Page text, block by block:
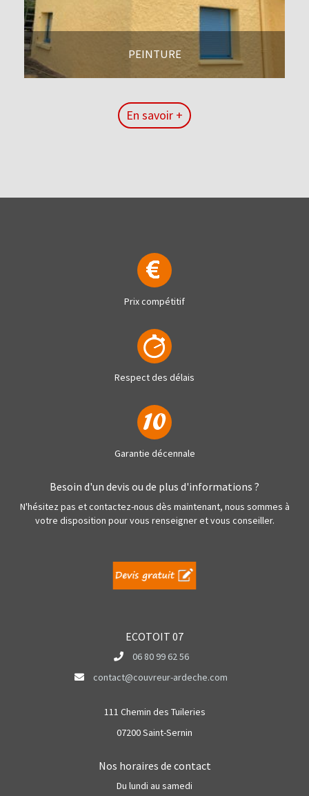
PEINTURE
En savoir +
Prix compétitif
Respect des délais
Garantie décennale
Besoin d'un devis ou de plus d'informations ?
N'hésitez pas et contactez-nous dès maintenant, nous sommes à
votre disposition pour vous renseigner et vous conseiller.
ECOTOIT 07
06 80 99 62 56
contact@couvreur-ardeche.com
111 Chemin des Tuileries
07200 Saint-Sernin
Nos horaires de contact
Du lundi au samedi